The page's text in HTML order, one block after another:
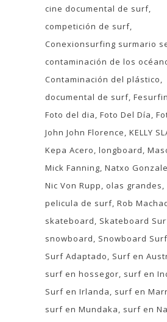
cine documental de surf
competición de surf
Conexionsurfing surmario
contaminación de los
Contaminación del plástico
documental de surf
Foto del dia Foto Del Día
John John Florence KELLY
Kepa Acero longboard
Mick Fanning Natxo
Nic Von Rupp
olas grandes
pelicula de surf Rob
skateboard
Skateboard
snowboard
Snowboard
Surf Adaptado
Surf en
surf en hossegor surf en
Surf en Irlanda
surf en
surf en Mundaka
surf en